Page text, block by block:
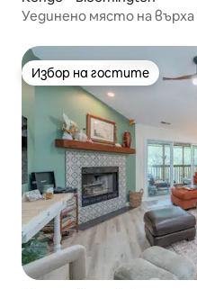
Уединено място на
Избор на гостите
Избор на гостите